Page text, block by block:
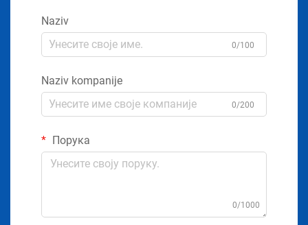
Naziv
0/100
Naziv kompanije
0/200
Порука
0/1000